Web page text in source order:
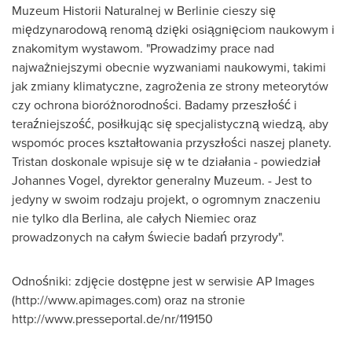
Muzeum Historii Naturalnej w Berlinie cieszy się
międzynarodową renomą dzięki osiągnięciom naukowym i
znakomitym wystawom. "Prowadzimy prace nad
najważniejszymi obecnie wyzwaniami naukowymi, takimi
jak zmiany klimatyczne, zagrożenia ze strony meteorytów
czy ochrona bioróżnorodności. Badamy przeszłość i
teraźniejszość, posiłkując się specjalistyczną wiedzą, aby
wspomóc proces kształtowania przyszłości naszej planety.
Tristan doskonale wpisuje się w te działania - powiedział
Johannes Vogel, dyrektor generalny Muzeum. - Jest to
jedyny w swoim rodzaju projekt, o ogromnym znaczeniu
nie tylko dla Berlina, ale całych Niemiec oraz
prowadzonych na całym świecie badań przyrody".
Odnośniki: zdjęcie dostępne jest w serwisie AP Images
(http://www.apimages.com) oraz na stronie
http://www.presseportal.de/nr/119150